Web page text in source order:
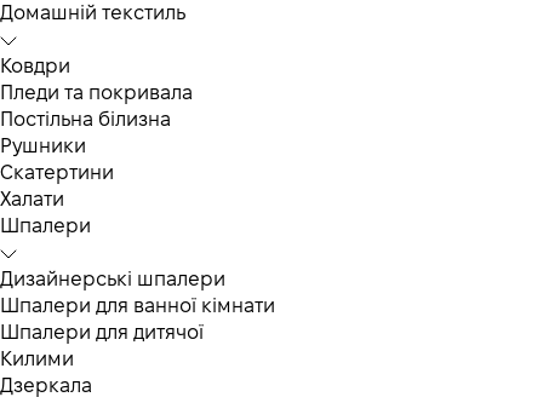
Домашній текстиль
Ковдри
Пледи та покривала
Постільна білизна
Рушники
Скатертини
Халати
Шпалери
Дизайнерські шпалери
Шпалери для ванної кімнати
Шпалери для дитячої
Килими
Дзеркала